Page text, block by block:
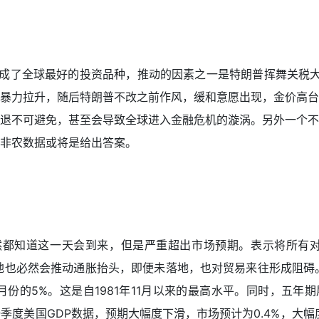
全球最好的投资品种，推动的因素之一是特朗普挥舞关税
力拉升，随后特朗普不改之前作风，缓和意愿出现，金价高
不可避免，甚至会导致全球进入金融危机的漩涡。另外一个
农数据或将是给出答案。
知道这一天会到来，但是严重超出市场预期。表示将所有
必然会推动通胀抬头，即便未落地，也对贸易来往形成阻
的5%。这是自1981年11月以来的最高水平。同时，五年
度美国GDP数据，预期大幅度下滑，市场预计为0.4%，大